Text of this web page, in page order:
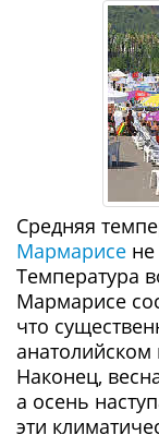
Средняя
Мармарисе
Температура
Мармарисе
что
Наконец,
а осень
эти